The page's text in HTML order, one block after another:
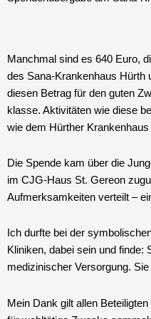
Manchmal sind es 640 Euro,
des Sana-Krankenhaus Hürth
diesen Betrag für den guten
klasse. Aktivitäten wie diese
wie dem Hürther
Die Spende kam über die
im CJG-Haus St. Gereon
Aufmerksamkeiten verteilt –
Ich durfte bei der
Kliniken, dabei sein und
medizinischer Versorgung.
Mein Dank gilt allen